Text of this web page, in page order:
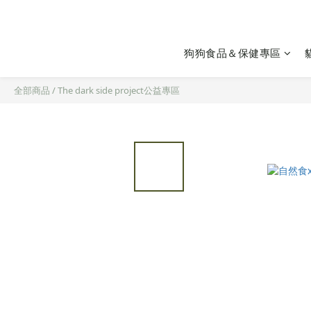
狗狗食品＆保健專區
全部商品 /The dark side project公益專區